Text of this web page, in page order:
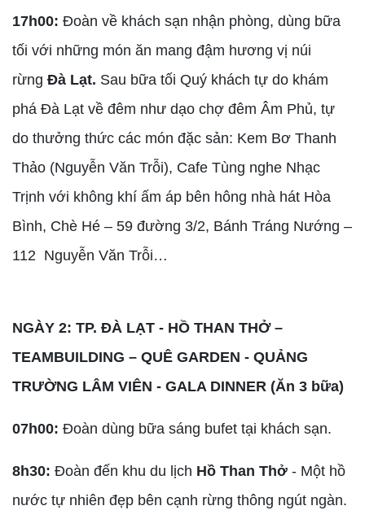
17h00: Đoàn về khách sạn nhận phòng, dùng bữa
tối với những món ăn mang đậm hương vị núi
rừng Đà Lạt. Sau bữa tối Quý khách tự do khám
phá Đà Lạt về đêm như dạo chợ đêm Âm Phủ, tự
do thưởng thức các món đặc sản: Kem Bơ Thanh
Thảo (Nguyễn Văn Trỗi), Cafe Tùng nghe Nhạc
Trịnh với không khí ấm áp bên hông nhà hát Hòa
Bình, Chè Hé – 59 đường 3/2, Bánh Tráng Nướng –
112 Nguyễn Văn Trỗi…
NGÀY 2: TP. ĐÀ LẠT - HỒ THAN THỞ –
TEAMBUILDING – QUÊ GARDEN - QUẢNG
TRƯỜNG LÂM VIÊN - GALA DINNER (Ăn 3 bữa)
07h00: Đoàn dùng bữa sáng bufet tại khách sạn.
8h30: Đoàn đến khu du lịch Hồ Than Thở - Một hồ
nước tự nhiên đẹp bên cạnh rừng thông ngút ngàn.